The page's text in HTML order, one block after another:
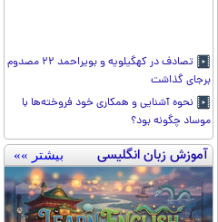
تصادف در کهگیلویه و بویراحمد ۲۲ مصدوم
برجای گذاشت
نحوه آشنایی و همکاری خود فروخته‌ها با
موساد چگونه بود؟
آموزش زبان انگلیسی بیشتر »»